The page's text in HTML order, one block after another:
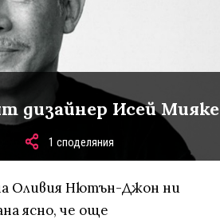
дизайнер Исей Мияке
1 споделяния
Оливия Нютън-Джон ни
ясно, че още